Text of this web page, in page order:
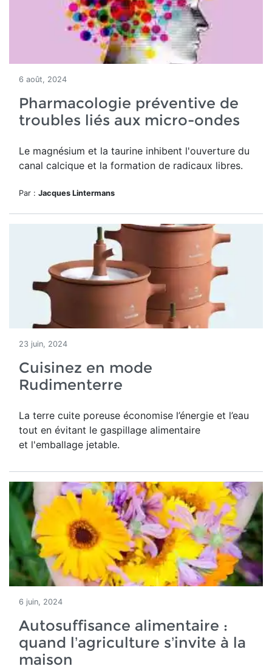
6 août, 2024
Pharmacologie préventive de
troubles liés aux micro-ondes
Le magnésium et la taurine inhibent l'ouverture du
canal calcique et la formation de radicaux libres.
Par : Jacques Lintermans
23 juin, 2024
Cuisinez en mode
Rudimenterre
La terre cuite poreuse économise l’énergie et l’eau
tout en évitant le gaspillage alimentaire
et l'emballage jetable.
6 juin, 2024
Autosuffisance alimentaire :
quand l’agriculture s’invite à la
maison